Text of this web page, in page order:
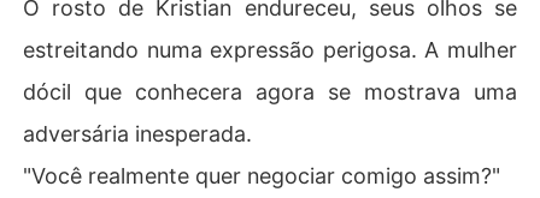
O rosto de Kristian endureceu, seus olhos se
estreitando numa expressão perigosa. A mulher
dócil que conhecera agora se mostrava uma
adversária inesperada.
"Você realmente quer negociar comigo assim?"